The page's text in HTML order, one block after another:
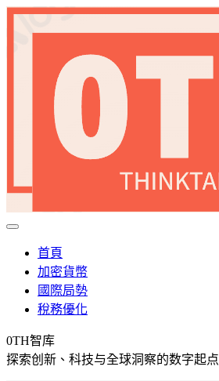
首頁
加密貨幣
國際局勢
稅務優化
0TH智库
探索创新、科技与全球洞察的数字起点